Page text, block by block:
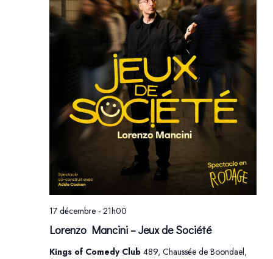
Lorenzo Mancini – Jeux de Société
17 décembre - 21h00
Kings of Comedy Club 489, Chaussée de Boondael,